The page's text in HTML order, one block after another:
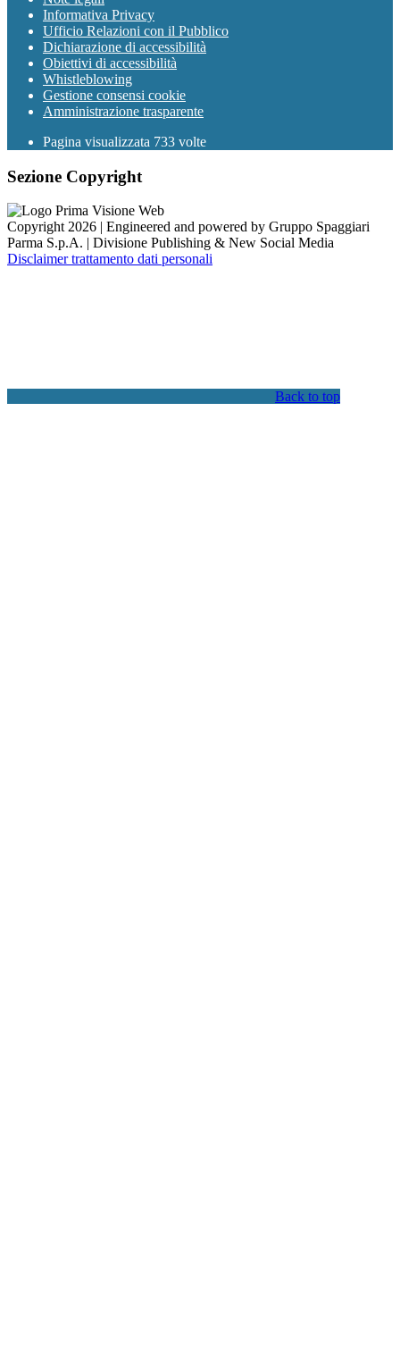
Informativa Privacy
Ufficio Relazioni con il Pubblico
Dichiarazione di accessibilità
Obiettivi di accessibilità
Whistleblowing
Gestione consensi cookie
Amministrazione trasparente
Pagina visualizzata 733 volte
Sezione Copyright
Copyright 2026 | Engineered and powered by Gruppo Spaggiari
Parma S.p.A. | Divisione Publishing & New Social Media
Disclaimer trattamento dati personali
Back to top